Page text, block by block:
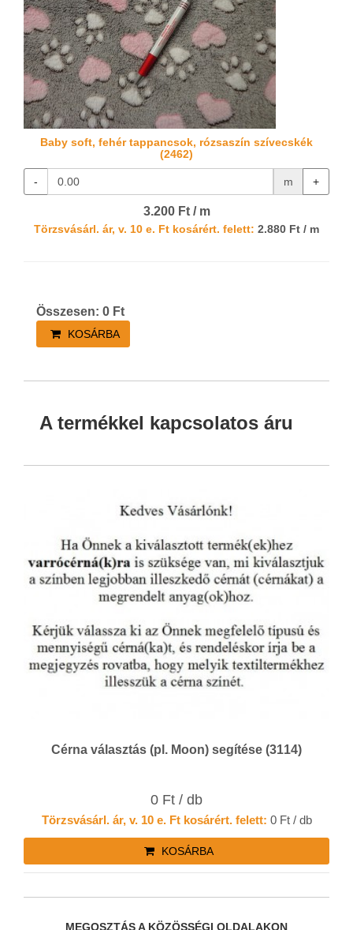
Baby soft, fehér tappancsok, rózsaszín szívecskék
(2462)
- m +
3.200 Ft / m
Törzsvásárl. ár, v. 10 e. Ft kosárért. felett: 2.880 Ft / m
Összesen: 0 Ft
KOSÁRBA
A termékkel kapcsolatos áru
Cérna választás (pl. Moon) segítése (3114)
0 Ft / db
Törzsvásárl. ár, v. 10 e. Ft kosárért. felett: 0 Ft / db
KOSÁRBA
MEGOSZTÁS A KÖZÖSSÉGI OLDALAKON